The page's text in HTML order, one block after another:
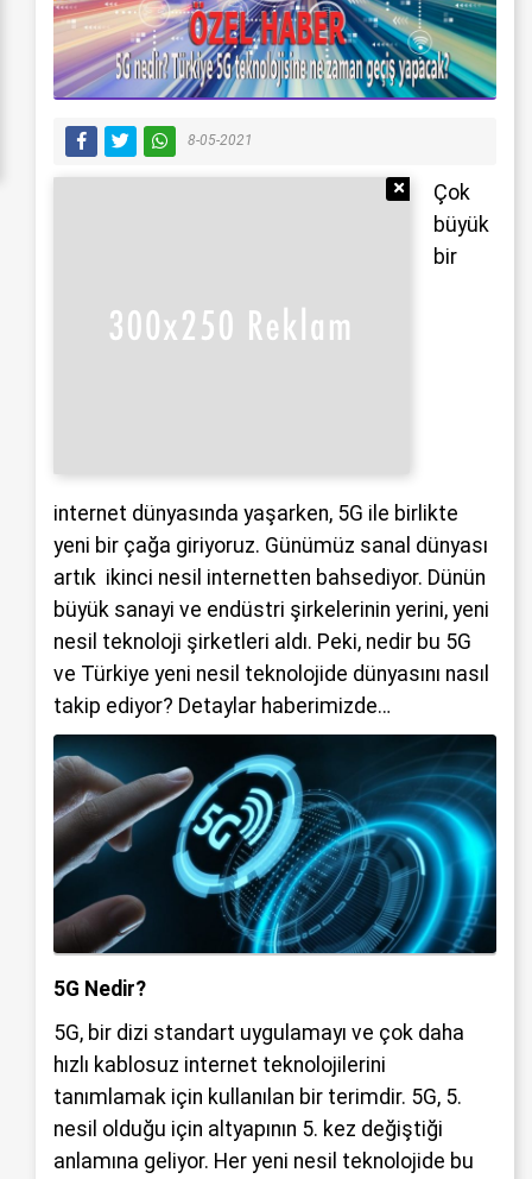
8-05-2021
Reklamı Gizle
Çok
büyük
bir
internet dünyasında yaşarken, 5G ile birlikte
yeni bir çağa giriyoruz. Günümüz sanal dünyası
artık ikinci nesil internetten bahsediyor. Dünün
büyük sanayi ve endüstri şirkelerinin yerini, yeni
nesil teknoloji şirketleri aldı. Peki, nedir bu 5G
ve Türkiye yeni nesil teknolojide dünyasını nasıl
takip ediyor? Detaylar haberimizde…
5G Nedir?
5G, bir dizi standart uygulamayı ve çok daha
hızlı kablosuz internet teknolojilerini
tanımlamak için kullanılan bir terimdir. 5G, 5.
nesil olduğu için altyapının 5. kez değiştiği
anlamına geliyor. Her yeni nesil teknolojide bu